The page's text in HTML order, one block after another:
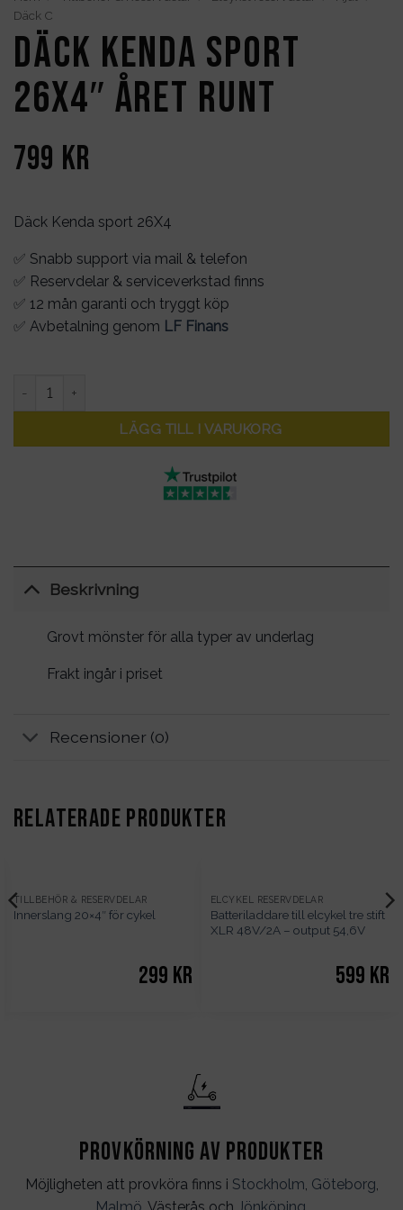
Däck C
Däck Kenda sport
26X4″ året runt
799 kr
Däck Kenda sport 26X4
✅ Snabb support via mail & telefon
✅ Reservdelar & serviceverkstad finns
✅ 12 mån garanti och tryggt köp
✅ Avbetalning genom LF Finans
Däck Kenda sport 26X4" året runt mängd
LÄGG TILL I VARUKORG
Beskrivning
Grovt mönster för alla typer av underlag
Frakt ingår i priset
Recensioner (0)
RELATERADE PRODUKTER
TILLBEHÖR & RESERVDELAR
Innerslang 20×4″ för cykel
299 kr
ELCYKEL RESERVDELAR
Batteriladdare till elcykel tre stift
XLR 48V/2A – output 54,6V
599 kr
Provkörning av produkter
Möjligheten att provköra finns i Stockholm Göteborg
Malmö , Västerås och Jönköping